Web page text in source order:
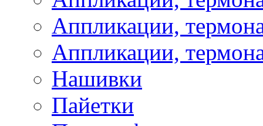
Аппликации,
Аппликации,
Нашивки
Пайетки